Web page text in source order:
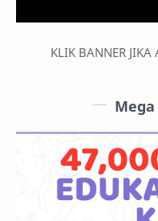
KLIK BANNER JIKA